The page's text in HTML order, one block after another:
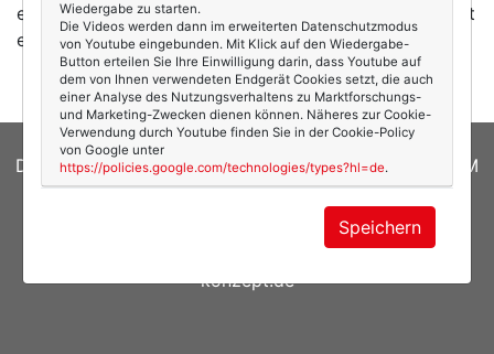
entwickeln musste), lag sicher auch daran, dass sie mit
einer Größe von… mehr
DATENSCHUTZERKLÄRUNG|COOKIES|IMPRESSUM
| Susanne Ackstaller
Sibylle Zimmermann, hz-
konzept.de
Wiedergabe zu starten.
Die Videos werden dann im erweiterten Datenschutzmodus
von Youtube eingebunden. Mit Klick auf den Wiedergabe-
Button erteilen Sie Ihre Einwilligung darin, dass Youtube auf
dem von Ihnen verwendeten Endgerät Cookies setzt, die auch
einer Analyse des Nutzungsverhaltens zu Marktforschungs-
und Marketing-Zwecken dienen können. Näheres zur Cookie-
Verwendung durch Youtube finden Sie in der Cookie-Policy
von Google unter
https://policies.google.com/technologies/types?hl=de.
Speichern